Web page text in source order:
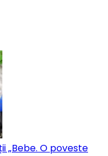
„Bebe. O poveste